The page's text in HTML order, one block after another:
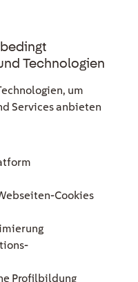
Technologien
um
Services anbieten
Cookies
Profilbildung